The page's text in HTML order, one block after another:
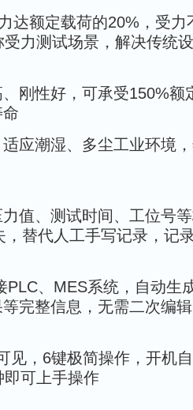
达额定载荷的20%，受力
力测试场景，解决传统
刚性好，可承受150%额
应潮湿、多尘工业环境
值、测试时间、工位号等
替代人工手写记录，记
、MES系统，自动生
完整信息，无需二次编
见，6键极简操作，开机
可上手操作